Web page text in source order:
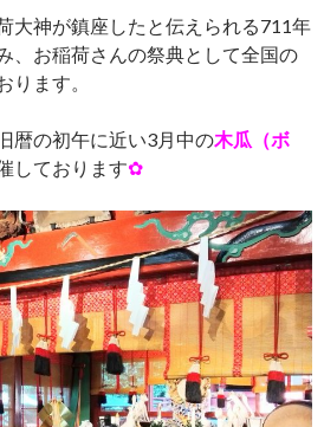
大神が鎮座したと伝えられる711年
、お稲荷さんの祭典として全国の
ります。
暦の初午に近い3月中の木瓜（ボ
しております✿